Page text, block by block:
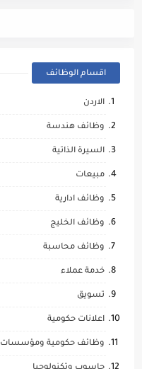
اقسام الوظائف
الاردن
وظائف هندسة
السيرة الذاتية
مبيعات
وظائف ادارية
وظائف الخليج
وظائف محاسبة
خدمة عملاء
تسويق
اعلانات حكومية
وظائف حكومية ومؤسسات